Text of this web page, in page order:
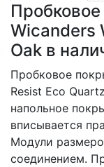
Wicanders
Oak в
Пробковое
Resist Eco
напольное
вписывается
Модули
соединением.